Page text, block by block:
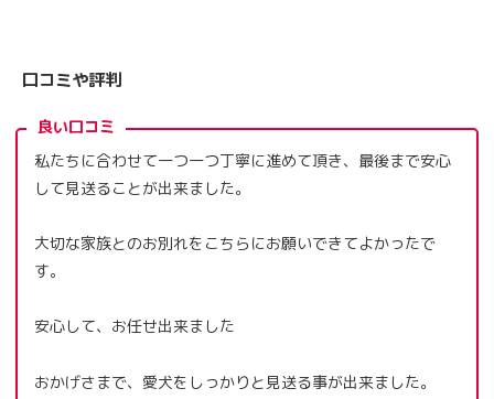
口コミや評判
良い口コミ
私たちに合わせて一つ一つ丁寧に進めて頂き、最後まで安心
して見送ることが出来ました。
大切な家族とのお別れをこちらにお願いできてよかったで
す。
安心して、お任せ出来ました
おかげさまで、愛犬をしっかりと見送る事が出来ました。